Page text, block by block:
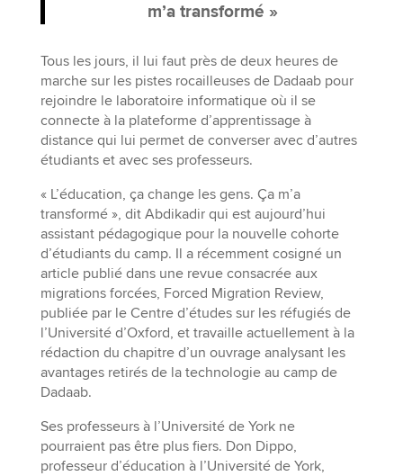
m’a transformé »
Tous les jours, il lui faut près de deux heures de
marche sur les pistes rocailleuses de Dadaab pour
rejoindre le laboratoire informatique où il se
connecte à la plateforme d’apprentissage à
distance qui lui permet de converser avec d’autres
étudiants et avec ses professeurs.
« L’éducation, ça change les gens. Ça m’a
transformé », dit Abdikadir qui est aujourd’hui
assistant pédagogique pour la nouvelle cohorte
d’étudiants du camp. Il a récemment cosigné un
article publié dans une revue consacrée aux
migrations forcées, Forced Migration Review,
publiée par le Centre d’études sur les réfugiés de
l’Université d’Oxford, et travaille actuellement à la
rédaction du chapitre d’un ouvrage analysant les
avantages retirés de la technologie au camp de
Dadaab.
Ses professeurs à l’Université de York ne
pourraient pas être plus fiers. Don Dippo,
professeur d’éducation à l’Université de York,